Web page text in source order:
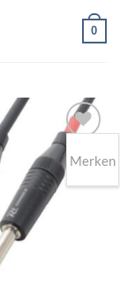
0
Toevoegen
Merken